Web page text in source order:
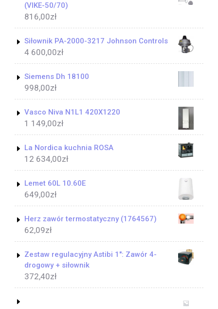
(VIKE-50/70)
816,00zł
Siłownik PA-2000-3217 Johnson Controls
4 600,00zł
Siemens Dh 18100
998,00zł
Vasco Niva N1L1 420X1220
1 149,00zł
La Nordica kuchnia ROSA
12 634,00zł
Lemet 60L 10.60E
649,00zł
Herz zawór termostatyczny (1764567)
62,09zł
Zestaw regulacyjny Astibi 1": Zawór 4-
drogowy + siłownik
372,40zł